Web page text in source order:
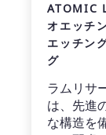
ATOMIC
オエッチ
エッチン
グ
ラムリサ
は、先進
な構造を